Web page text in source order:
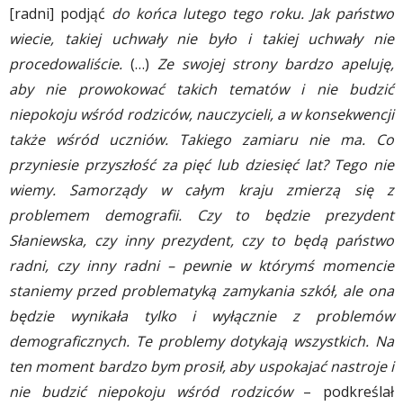
[radni] podjąć do końca lutego tego roku. Jak państwo
wiecie, takiej uchwały nie było i takiej uchwały nie
procedowaliście. (…) Ze swojej strony bardzo apeluję,
aby nie prowokować takich tematów i nie budzić
niepokoju wśród rodziców, nauczycieli, a w konsekwencji
także wśród uczniów. Takiego zamiaru nie ma. Co
przyniesie przyszłość za pięć lub dziesięć lat? Tego nie
wiemy. Samorządy w całym kraju zmierzą się z
problemem demografii. Czy to będzie prezydent
Słaniewska, czy inny prezydent, czy to będą państwo
radni, czy inny radni – pewnie w którymś momencie
staniemy przed problematyką zamykania szkół, ale ona
będzie wynikała tylko i wyłącznie z problemów
demograficznych. Te problemy dotykają wszystkich. Na
ten moment bardzo bym prosił, aby uspokajać nastroje i
nie budzić niepokoju wśród rodziców– podkreślał